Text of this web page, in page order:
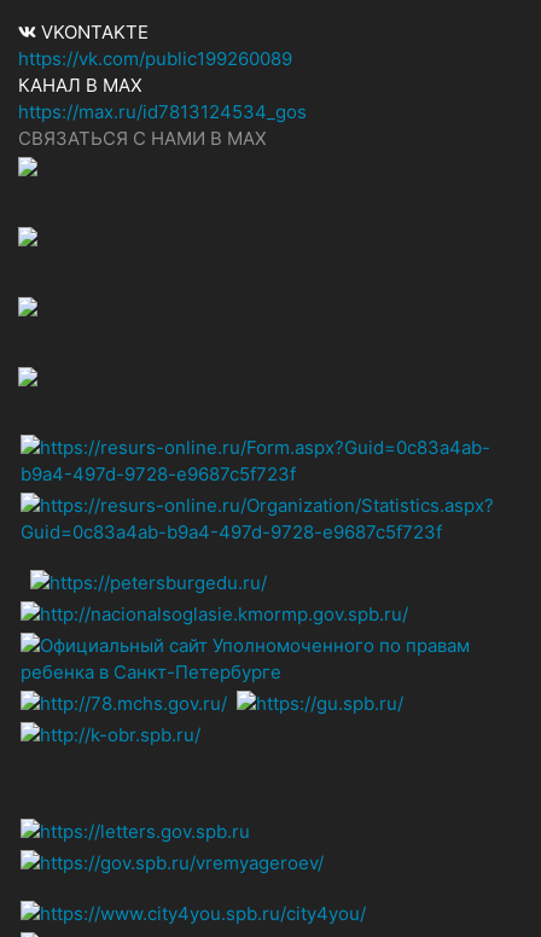
VKONTAKTE
https://vk.com/public199260089
КАНАЛ В MAX
https://max.ru/id7813124534_gos
СВЯЗАТЬСЯ С НАМИ В МАХ